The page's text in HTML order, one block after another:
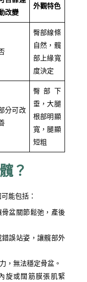
改變
外觀特色
臀部線條
自然，髖
部上緣寬
度決定
分可改
臀部下
垂，大腿
根部明顯
寬，腿顯
短粗
？
能包括：
骨盆關節鬆弛，產後
誤站姿，讓髖部外
，無法穩定骨盆。
旋或闊筋膜張肌緊